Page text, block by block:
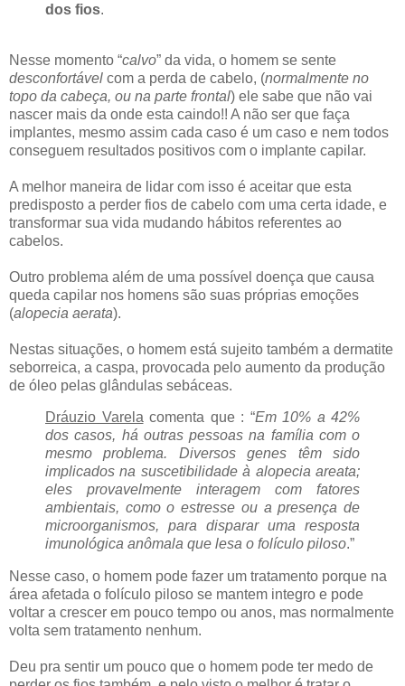
dos fios.
Nesse momento “calvo” da vida, o homem se sente
desconfortável com a perda de cabelo, (normalmente no
topo da cabeça, ou na parte frontal) ele sabe que não vai
nascer mais da onde esta caindo!! A não ser que faça
implantes, mesmo assim cada caso é um caso e nem todos
conseguem resultados positivos com o implante capilar.
A melhor maneira de lidar com isso é aceitar que esta
predisposto a perder fios de cabelo com uma certa idade, e
transformar sua vida mudando hábitos referentes ao
cabelos.
Outro problema além de uma possível doença que causa
queda capilar nos homens são suas próprias emoções
(alopecia aerata).
Nestas situações, o homem está sujeito também a dermatite
seborreica, a caspa, provocada pelo aumento da produção
de óleo pelas glândulas sebáceas.
Dráuzio Varelacomenta que : “Em 10% a 42%
dos casos, há outras pessoas na família com o
mesmo problema. Diversos genes têm sido
implicados na suscetibilidade à alopecia areata;
eles provavelmente interagem com fatores
ambientais, como o estresse ou a presença de
microorganismos, para disparar uma resposta
imunológica anômala que lesa o folículo piloso.”
Nesse caso, o homem pode fazer um tratamento porque na
área afetada o folículo piloso se mantem integro e pode
voltar a crescer em pouco tempo ou anos, mas normalmente
volta sem tratamento nenhum.
Deu pra sentir um pouco que o homem pode ter medo de